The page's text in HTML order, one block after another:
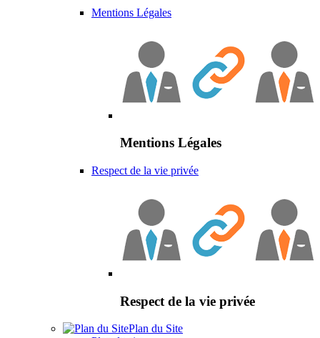
Mentions Légales
Mentions Légales
Respect de la vie privée
Respect de la vie privée
Plan du Site